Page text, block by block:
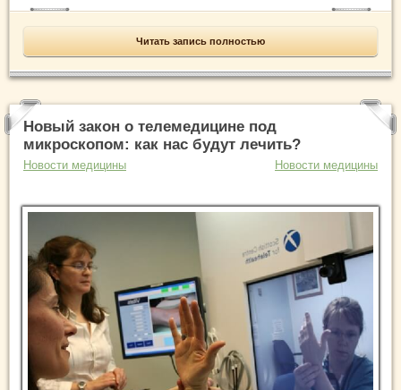
Читать запись полностью
Новый закон о телемедицине под
микроскопом: как нас будут лечить?
Новости медицины Новости медицины